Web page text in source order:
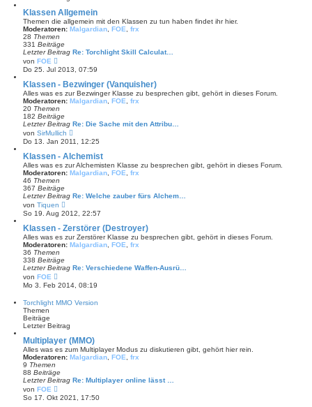
B
e
i
t
r
a
g
Klassen Allgemein
Themen die allgemein mit den Klassen zu tun haben findet ihr hier.
Moderatoren: Malgardian FOE
frx
28 Themen
331 Beiträge
Letzter Beitrag Re: Torchlight Skill Calculat…
von FOE
e
u
t
e
r
B
e
i
t
a
g
Do 25. Jul 2013, 07:59
Klassen - Bezwinger (Vanquisher)
Alles was es zur Bezwinger Klasse zu besprechen gibt, gehört in dieses Forum.
Moderatoren: Malgardian FOE
frx
20 Themen
182 Beiträge
Letzter Beitrag Re: Die Sache mit den Attribu…
von SirMullich
e
u
e
s
t
e
B
e
t
a
g
Do 13. Jan 2011, 12:25
Klassen - Alchemist
Alles was es zur Alchemisten Klasse zu besprechen gibt, gehört in dieses Forum.
Moderatoren: Malgardian FOE
frx
46 Themen
367 Beiträge
Letzter Beitrag Re: Welche zauber fürs Alchem…
von Tiquen
e
u
e
s
t
e
e
t
a
So 19. Aug 2012, 22:57
Klassen - Zerstörer (Destroyer)
Alles was es zur Zerstörer Klasse zu besprechen gibt, gehört in dieses Forum.
Moderatoren: Malgardian FOE
frx
36 Themen
338 Beiträge
Letzter Beitrag Re: Verschiedene Waffen-Ausrü…
von FOE
e
u
s
r
e
i
t
a
g
Mo 3. Feb 2014, 08:19
Torchlight MMO Version
Themen
Beiträge
Letzter Beitrag
Multiplayer (MMO)
Alles was es zum Multiplayer Modus zu diskutieren gibt, gehört hier rein.
Moderatoren: Malgardian FOE
frx
9 Themen
88 Beiträge
Letzter Beitrag Re: Multiplayer online lässt …
von FOE
e
u
So 17. Okt 2021, 17:50